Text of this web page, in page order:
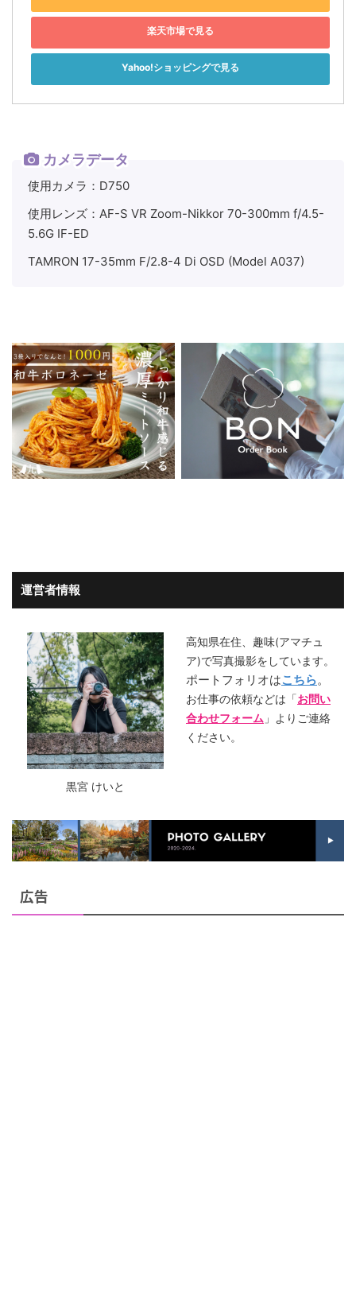
楽天市場で見る
Yahoo!ショッピングで見る
カメラデータ
使用カメラ：D750
使用レンズ：AF-S VR Zoom-Nikkor 70-300mm f/4.5-
5.6G IF-ED
TAMRON 17-35mm F/2.8-4 Di OSD (Model A037)
運営者情報
黒宮 けいと
高知県在住、趣味(アマチュ
ア)で写真撮影をしています。
ポートフォリオはこちら。
お仕事の依頼などは「お問い
合わせフォーム 」よりご連絡
ください。
広告